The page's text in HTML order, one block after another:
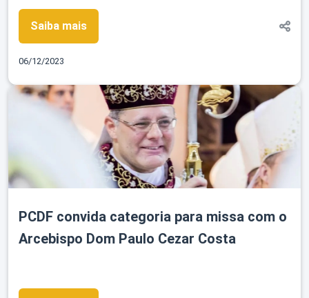
Saiba mais
06/12/2023
PCDF convida categoria para missa com o
Arcebispo Dom Paulo Cezar Costa